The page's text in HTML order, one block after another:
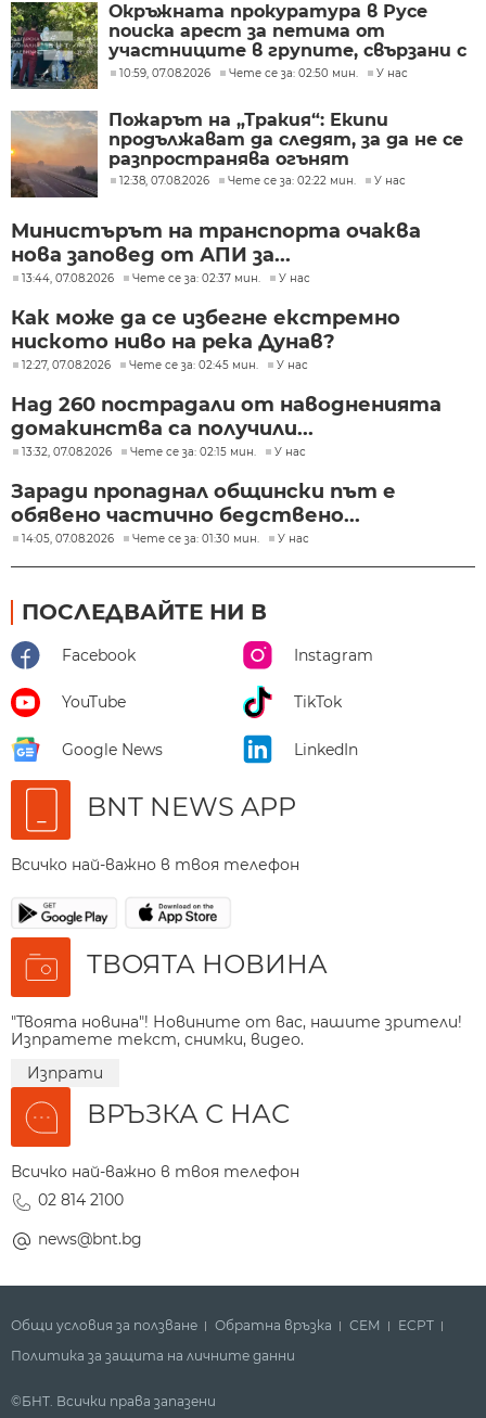
Окръжната прокуратура в Русе
поиска арест за петима от
участниците в групите, свързани с
разбитата лаборатория за
10:59, 07.08.2026 Чете се за: 02:50 мин. У нас
Пожарът на „Тракия“: Екипи
продължават да следят, за да не се
разпространява огънят
12:38, 07.08.2026 Чете се за: 02:22 мин. У нас
Министърът на транспорта очаква
нова заповед от АПИ за...
13:44, 07.08.2026 Чете се за: 02:37 мин. У нас
Как може да се избегне екстремно
ниското ниво на река Дунав?
12:27, 07.08.2026 Чете се за: 02:45 мин. У нас
Над 260 пострадали от наводненията
домакинства са получили...
13:32, 07.08.2026 Чете се за: 02:15 мин. У нас
Заради пропаднал общински път е
обявено частично бедствено...
14:05, 07.08.2026 Чете се за: 01:30 мин. У нас
ПОСЛЕДВАЙТЕ НИ В
Facebook Instagram
YouTube TikTok
Google News LinkedIn
BNT NEWS APP
Всичко най-важно в твоя телефон
ТВОЯТА НОВИНА
"Твоята новина"! Новините от вас, нашите зрители!
Изпратете текст, снимки, видео.
Изпрати
ВРЪЗКА С НАС
Всичко най-важно в твоя телефон
02 814 2100
news@bnt.bg
Общи условия за ползване Обратна връзка СЕМ
ECPT
Политика за защита на личните данни
©БНТ. Всички права запазени